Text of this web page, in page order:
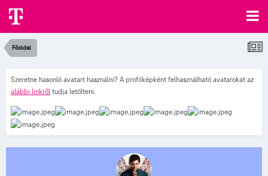
Főoldal
Szeretne hasonló avatart használni? A profilképként felhasználható avatarokat az
alábbi linkről tudja letölteni.